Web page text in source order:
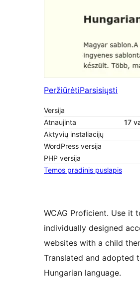
PeržiūrėtiParsisiųsti
Versija
Atnaujinta
17
Aktyvių instaliacijų
WordPress versija
PHP versija
Temos pradinis puslapis
WCAG Proficient. Use it
individually designed
websites with a child
Translated and adopted
Hungarian language.